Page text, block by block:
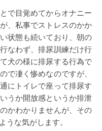
で目覚めてからオナニー
、私事でストレスのかか
状態も続いており、朝の
なわず、排尿訓練だけ行
犬の様に排尿する行為で
で凄く惨めなのですが、
にトイレで座って排尿す
うか開放感というか排泄
かわかりませんが、その
うな気がします。